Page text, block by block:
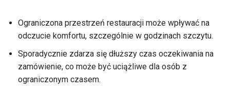
Ograniczona przestrzeń restauracji może wpływać na
odczucie komfortu, szczególnie w godzinach szczytu.
Sporadycznie zdarza się dłuższy czas oczekiwania na
zamówienie, co może być uciążliwe dla osób z
ograniczonym czasem.